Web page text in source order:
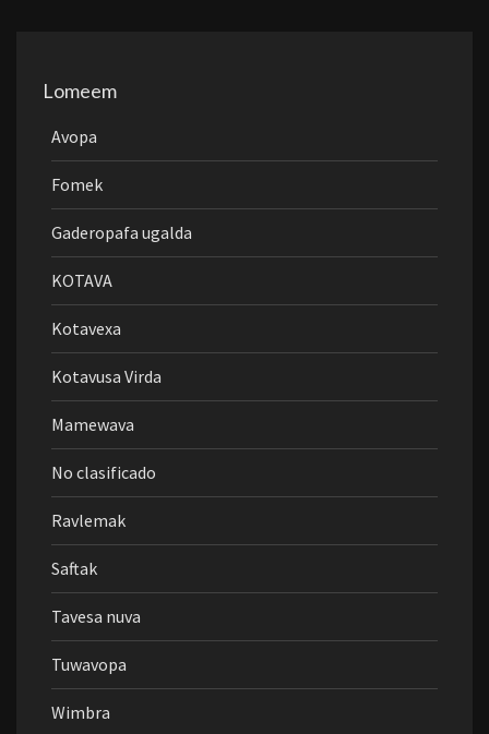
Lomeem
Avopa
Fomek
Gaderopafa ugalda
KOTAVA
Kotavexa
Kotavusa Virda
Mamewava
No clasificado
Ravlemak
Saftak
Tavesa nuva
Tuwavopa
Wimbra